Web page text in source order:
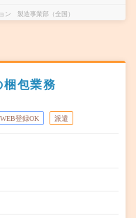
ン 製造事業部（全国）
包業務
WEB登録OK 派遣